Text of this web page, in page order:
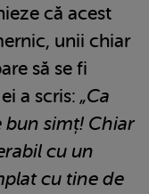
că acest
unii chiar
să se fi
a scris: „Ca
simț! Chiar
cu un
cu tine de